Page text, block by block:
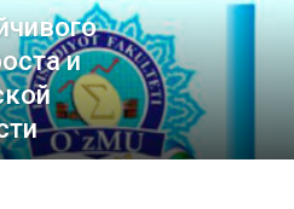
и